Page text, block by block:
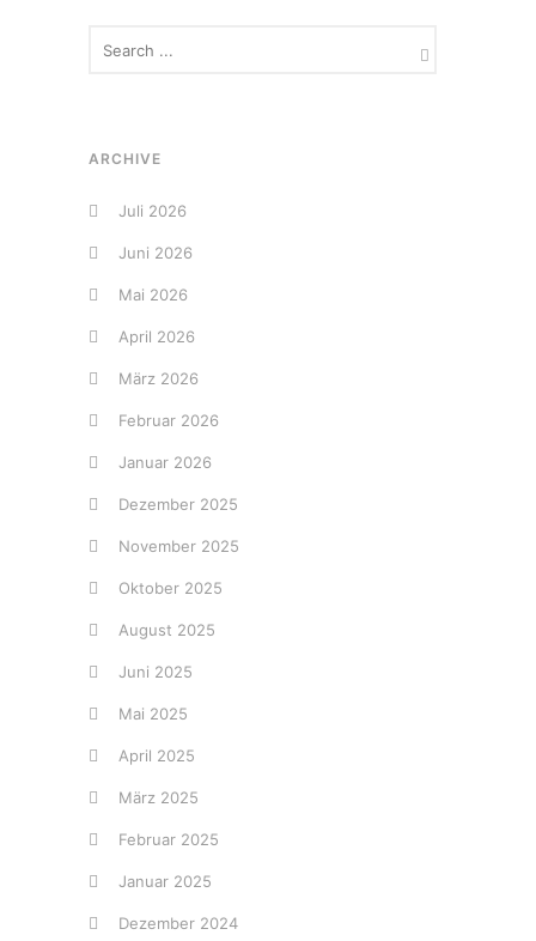
ARCHIVE
Juli 2026
Juni 2026
Mai 2026
April 2026
März 2026
Februar 2026
Januar 2026
Dezember 2025
November 2025
Oktober 2025
August 2025
Juni 2025
Mai 2025
April 2025
März 2025
Februar 2025
Januar 2025
Dezember 2024